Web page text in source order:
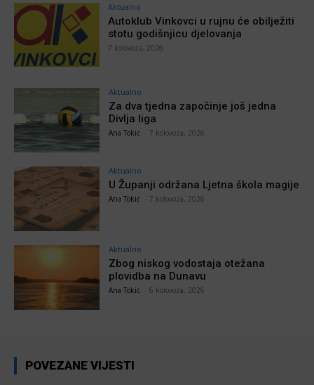
Aktualno
Autoklub Vinkovci u rujnu će obilježiti
stotu godišnjicu djelovanja
7 kolovoza, 2026
Aktualno
Za dva tjedna započinje još jedna
Divlja liga
Ana Tokić 7 kolovoza, 2026
Aktualno
U Županji održana Ljetna škola magije
Ana Tokić 7 kolovoza, 2026
Aktualno
Zbog niskog vodostaja otežana
plovidba na Dunavu
Ana Tokić 6 kolovoza, 2026
POVEZANE VIJESTI